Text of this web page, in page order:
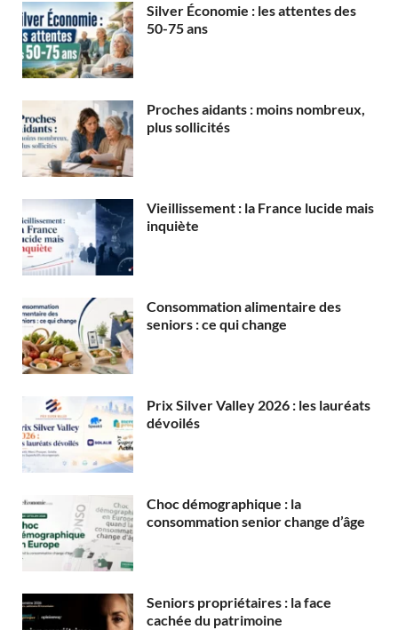
Silver Économie : les attentes des
50-75 ans
Proches aidants : moins nombreux,
plus sollicités
Vieillissement : la France lucide mais
inquiète
Consommation alimentaire des
seniors : ce qui change
Prix Silver Valley 2026 : les lauréats
dévoilés
Choc démographique : la
consommation senior change d’âge
Seniors propriétaires : la face
cachée du patrimoine